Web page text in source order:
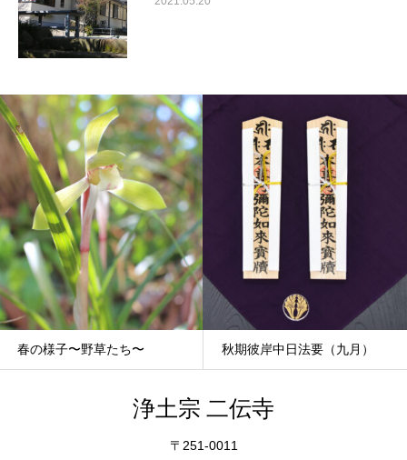
春の様子〜野草たち〜 秋期彼岸中日法要（九月）
浄土宗 二伝寺
〒251-0011